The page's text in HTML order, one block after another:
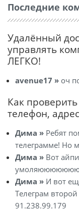
Последние
Удалённый
управлять
ЛЕГКО!
avenue17 » оч
Как
телефон,
Дима » Ребят
телеграмме! Но
Дима » Вот
Дима » И вот
Телеграм
91.238.99.179